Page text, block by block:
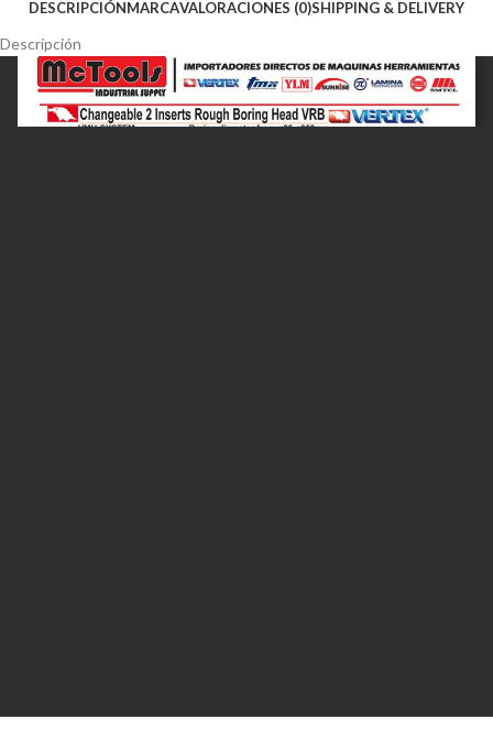
DESCRIPCIÓNMARCAVALORACIONES (0)SHIPPING & DELIVERY
Descripción